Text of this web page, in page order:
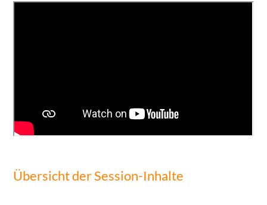
Übersicht der Session-Inhalte